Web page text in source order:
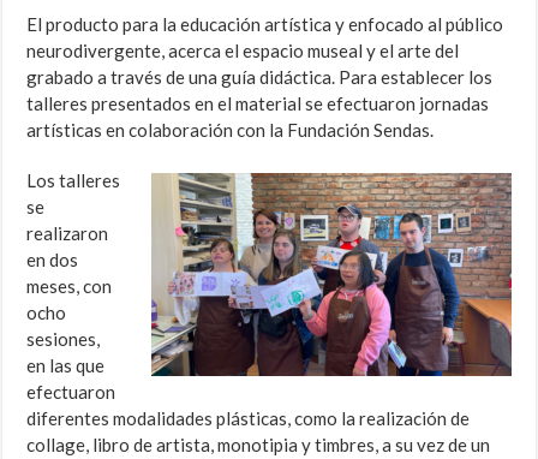
El producto para la educación artística y enfocado al público
neurodivergente, acerca el espacio museal y el arte del
grabado a través de una guía didáctica. Para establecer los
talleres presentados en el material se efectuaron jornadas
artísticas en colaboración con la Fundación Sendas.
Los talleres
se
realizaron
en dos
meses, con
ocho
sesiones,
en las que
efectuaron
diferentes modalidades plásticas, como la realización de
collage, libro de artista, monotipia y timbres, a su vez de un